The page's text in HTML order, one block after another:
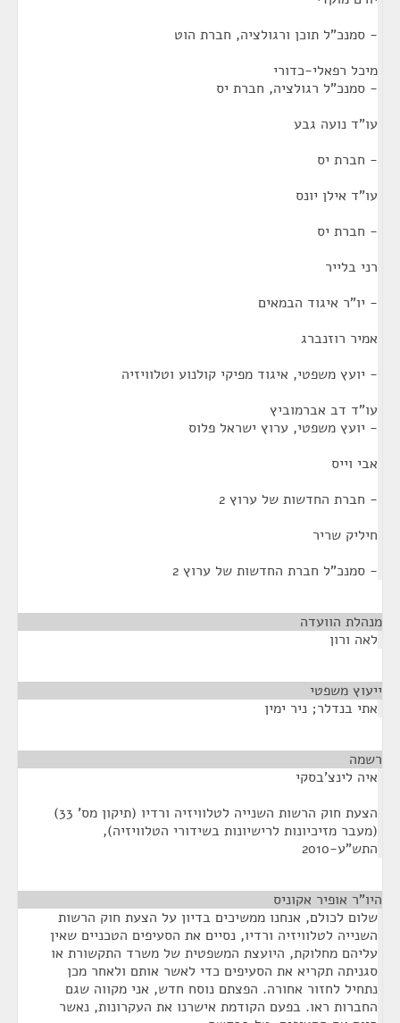
- סמנכ"ל תוכן ורגולציה, חברת הוט
מיכל רפאלי-כדורי
- סמנכ"ל רגולציה, חברת יס
עו"ד נועה גבע
- חברת יס
עו"ד אילן יונס
- חברת יס
רני בלייר
- יו"ר איגוד הבמאים
אמיר רוזנברג
- יועץ משפטי, איגוד מפיקי קולנוע וטלוויזיה
עו"ד דב אברמוביץ
- יועץ משפטי, ערוץ ישראל פלוס
אבי וייס
- חברת החדשות של ערוץ 2
חיליק שריר
- סמנכ"ל חברת החדשות של ערוץ 2
מנהלת הוועדה
לאה ורון
ייעוץ משפטי
אתי בנדלר; ניר ימין
רשמה
איה לינצ'בסקי
הצעת חוק הרשות השנייה לטלוויזיה ורדיו (תיקון מס' 33)
(מעבר מזיכיונות לרישיונות בשידורי הטלוויזיה),
התש"ע-2010
היו"ר אופיר אקוניס
שלום לכולם, אנחנו ממשיכים בדיון על הצעת חוק הרשות
השנייה לטלוויזיה ורדיו, נסיים את הסעיפים הטכניים שאין
עליהם מחלוקת, היועצת המשפטית של משרד התקשורת או
סגניתה תקריא את הסעיפים כדי לאשר אותם ולאחר מכן
נתחיל לחזור אחורה. הפצתם נוסח חדש, אני מקווה שגם
החברות ראו. בפעם הקודמת אישרנו את העקרונות, נאשר